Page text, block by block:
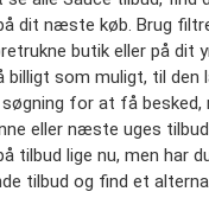
dit næste køb. Brug
butik eller på dit
billigt som muligt, til den
for at få besked,
eller næste uges
tilbud lige nu, men har
tilbud og find et